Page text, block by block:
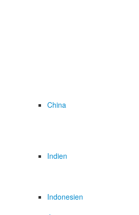
China
Indien
Indonesien